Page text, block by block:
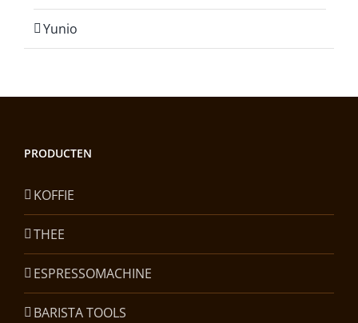
Yunio
PRODUCTEN
KOFFIE
THEE
ESPRESSOMACHINE
BARISTA TOOLS